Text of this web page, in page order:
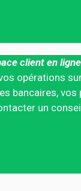
client en ligne
opérations
bancaires, vos
un